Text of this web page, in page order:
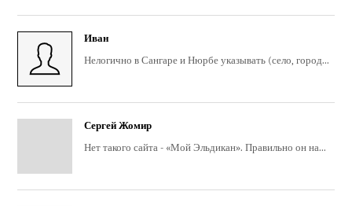
Иван
Нелогично в Сангаре и Нюрбе указывать (село, город...
Сергей Жомир
Нет такого сайта - «Мой Эльдикан». Правильно он на...